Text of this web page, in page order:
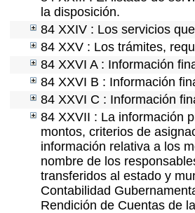
la disposición.
84 XXIV : Los servicios
84 XXV : Los trámites,
84 XXVI A : Información
84 XXVI B : Información
84 XXVI C : Información
84 XXVII : La información
montos, criterios de
información relativa a los
nombre de los
transferidos al estado y
Contabilidad
Rendición de Cuentas de